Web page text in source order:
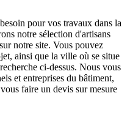
pour vos travaux dans la
notre sélection d'artisans
notre site. Vous pouvez
ainsi que la ville où se situe
ci-dessus. Nous vous
et entreprises du bâtiment,
faire un devis sur mesure